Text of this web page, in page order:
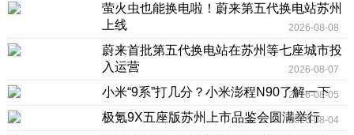
萤火虫也能换电啦！蔚来第五代换电站苏州
上线
2026-08-08
蔚来首批第五代换电站在苏州等七座城市投
入运营
2026-08-07
小米“9系”打几分？小米澎程N90了解一下
2026-08-05
极氪9X五座版苏州上市品鉴会圆满举行
2026-08-04